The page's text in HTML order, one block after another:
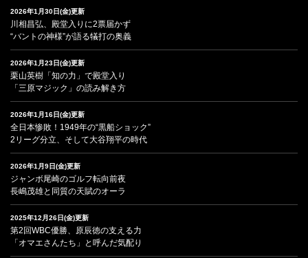
2026年1月30日(金)更新
川相昌弘、殿堂入りに2票届かず
“バントの神様”が語る犠打の奥義
2026年1月23日(金)更新
栗山英樹「知の力」で殿堂入り
「三原マジック」の読み解き方
2026年1月16日(金)更新
全日本惨敗！1949年の“黒船ショック”
2リーグ分立、そして大谷翔平の時代
2026年1月9日(金)更新
ジャンボ尾崎のゴルフ転向前夜
長嶋茂雄と同質の天賦のオーラ
2025年12月26日(金)更新
第2回WBC優勝、原辰徳の支える力
「オマエさんたち」と呼んだ気配り